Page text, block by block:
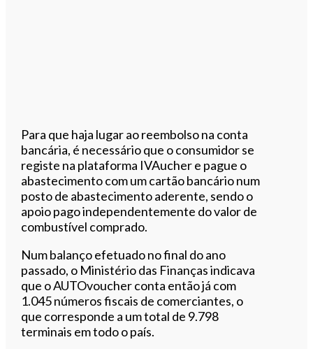
Para que haja lugar ao reembolso na conta
bancária, é necessário que o consumidor se
registe na plataforma IVAucher e pague o
abastecimento com um cartão bancário num
posto de abastecimento aderente, sendo o
apoio pago independentemente do valor de
combustível comprado.
Num balanço efetuado no final do ano
passado, o Ministério das Finanças indicava
que o AUTOvoucher conta então já com
1.045 números fiscais de comerciantes, o
que corresponde a um total de 9.798
terminais em todo o país.